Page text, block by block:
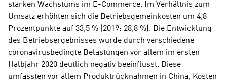
starken Wachstums im E-Commerce. Im Verhältnis zum
Umsatz erhöhten sich die Betriebsgemeinkosten um 4,8
Prozentpunkte auf 33,5 % (2019: 28,8 %). Die Entwicklung
des Betriebsergebnisses wurde durch verschiedene
coronavirusbedingte Belastungen vor allem im ersten
Halbjahr 2020 deutlich negativ beeinflusst. Diese
umfassten vor allem Produktrücknahmen in China, Kosten